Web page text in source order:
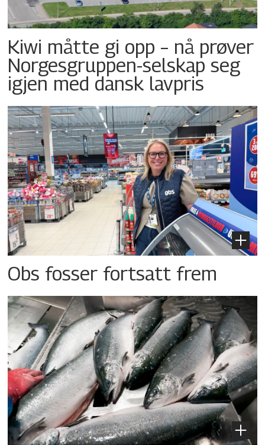
Kiwi måtte gi opp – nå prøver
Norgesgruppen-selskap seg
igjen med dansk lavpris
Obs fosser fortsatt frem